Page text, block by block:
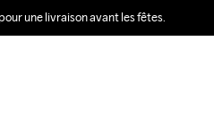
une livraison avant les fêtes.